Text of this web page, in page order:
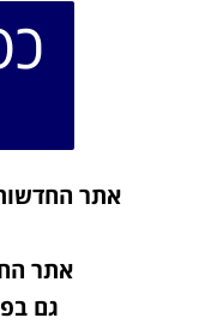
אתר
אתר
גם